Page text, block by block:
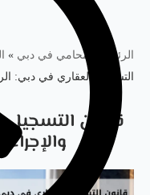
الرئيسية: محامي في دبي »
التسجيل العقاري في دبي:
قانون التسجيل